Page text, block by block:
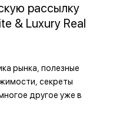
рассылку
& Luxury Real
рынка, полезные
секреты
другое уже в